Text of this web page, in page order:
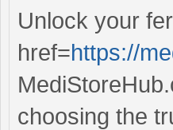
Unlock your
href=https://
choosing the